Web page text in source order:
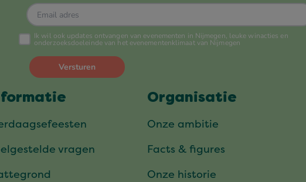
vragen
Organisatie
Onze ambitie
Facts & figures
Onze historie